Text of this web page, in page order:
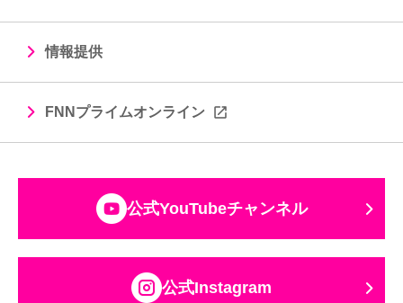
情報提供
FNNプライムオンライン
公式YouTubeチャンネル
公式Instagram